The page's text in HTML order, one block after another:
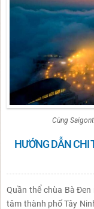
Cùng
HƯỚNG DẪN CHI
Quần thể chùa Bà
tâm thành phố Tây